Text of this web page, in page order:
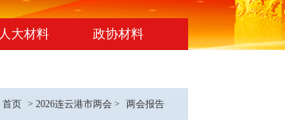
人大材料 政协材料
首页 > 2026连云港市两会 > 两会报告